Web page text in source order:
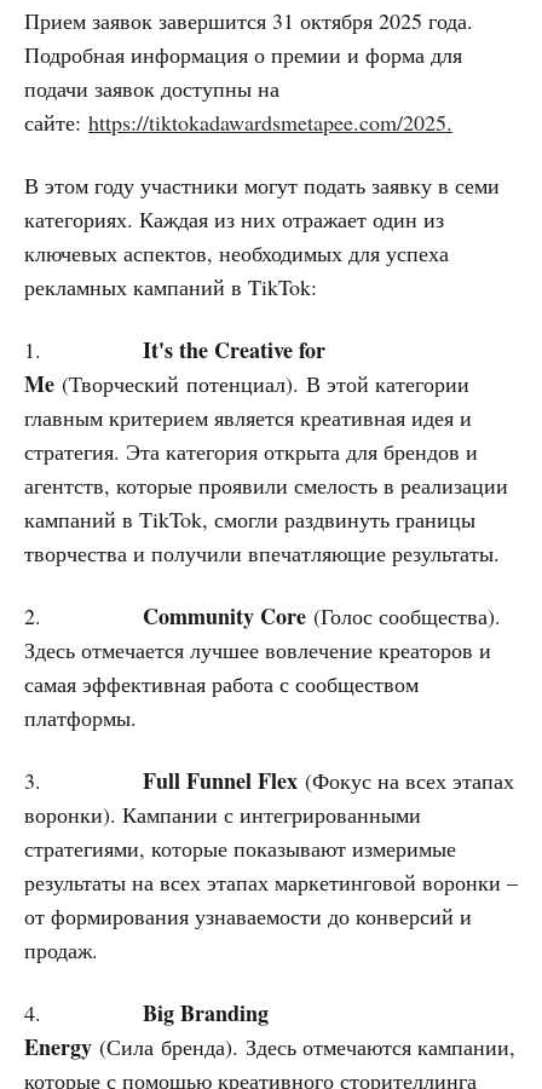
Прием заявок завершится 31 октября 2025 года.
Подробная информация о премии и форма для
подачи заявок доступны на
сайте: https://tiktokadawardsmetapee.com/2025.
В этом году участники могут подать заявку в семи
категориях. Каждая из них отражает один из
ключевых аспектов, необходимых для успеха
рекламных кампаний в TikTok:
1. It's the Creative for
Me (Творческий потенциал). В этой категории
главным критерием является креативная идея и
стратегия. Эта категория открыта для брендов и
агентств, которые проявили смелость в реализации
кампаний в TikTok, смогли раздвинуть границы
творчества и получили впечатляющие результаты.
2. Community Core (Голос сообщества).
Здесь отмечается лучшее вовлечение креаторов и
самая эффективная работа с сообществом
платформы.
3. Full Funnel Flex (Фокус на всех этапах
воронки). Кампании с интегрированными
стратегиями, которые показывают измеримые
результаты на всех этапах маркетинговой воронки –
от формирования узнаваемости до конверсий и
продаж.
4. Big Branding
Energy (Сила бренда). Здесь отмечаются кампании,
которые с помощью креативного сторителлинга